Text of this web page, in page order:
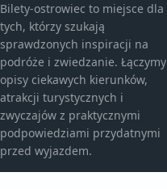
Bilety-ostrowiec to miejsce dla
tych, którzy szukają
sprawdzonych inspiracji na
podróże i zwiedzanie. Łączymy
opisy ciekawych kierunków,
atrakcji turystycznych i
zwyczajów z praktycznymi
podpowiedziami przydatnymi
przed wyjazdem.